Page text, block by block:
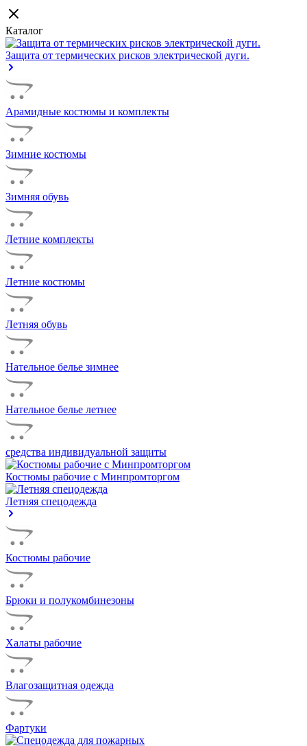
Каталог
Защита от термических рисков электрической дуги.
Арамидные костюмы и комплекты
Зимние костюмы
Зимняя обувь
Летние комплекты
Летние костюмы
Летняя обувь
Нательное белье зимнее
Нательное белье летнее
средства индивидуальной защиты
Костюмы рабочие с Минпромторгом
Летняя спецодежда
Костюмы рабочие
Брюки и полукомбинезоны
Халаты рабочие
Влагозащитная одежда
Фартуки